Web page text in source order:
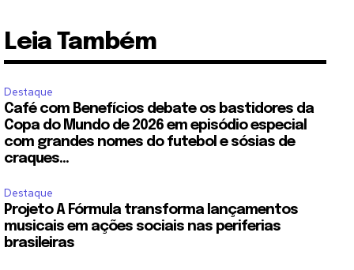
Leia Também
Destaque
Café com Benefícios debate os bastidores da
Copa do Mundo de 2026 em episódio especial
com grandes nomes do futebol e sósias de
craques...
Destaque
Projeto A Fórmula transforma lançamentos
musicais em ações sociais nas periferias
brasileiras